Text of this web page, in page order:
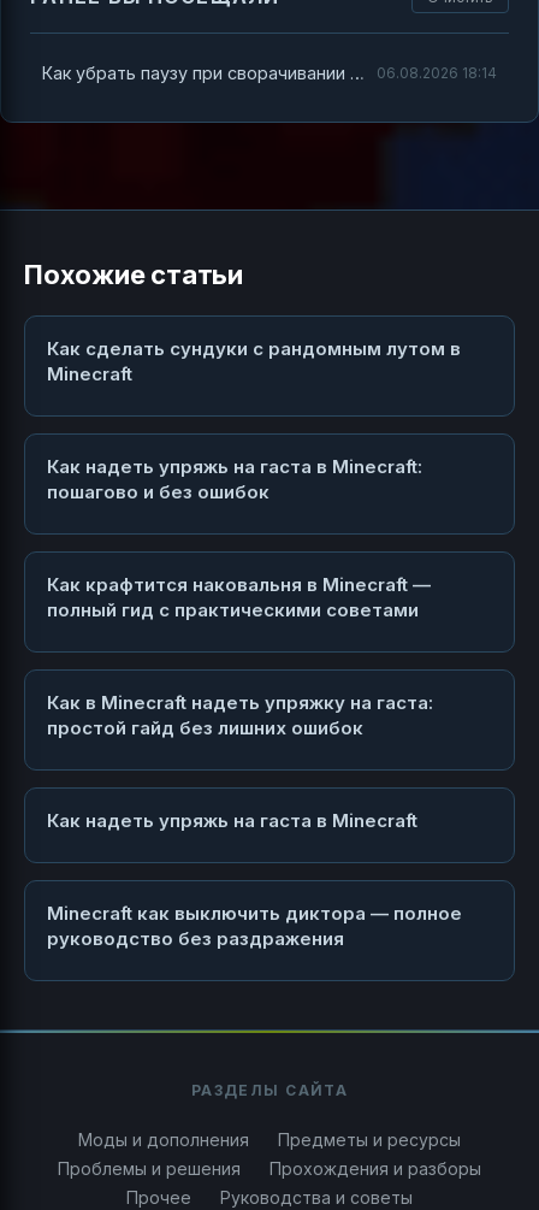
Как убрать паузу при сворачивании Minecraft — полное руководство 06.08.2026 18:14
Похожие статьи
Как сделать сундуки с рандомным лутом в
Minecraft
Как надеть упряжь на гаста в Minecraft:
пошагово и без ошибок
Как крафтится наковальня в Minecraft —
полный гид с практическими советами
Как в Minecraft надеть упряжку на гаста:
простой гайд без лишних ошибок
Как надеть упряжь на гаста в Minecraft
Minecraft как выключить диктора — полное
руководство без раздражения
РАЗДЕЛЫ САЙТА
Моды и дополнения
Предметы и ресурсы
Проблемы и решения
Прохождения и разборы
Прочее
Руководства и советы